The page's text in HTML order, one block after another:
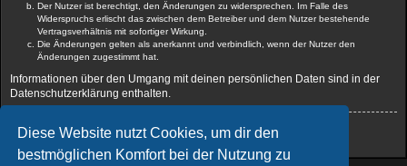
Diese Website nutzt Cookies, um dir den
bestmöglichen Komfort bei der Nutzung zu
Der Nutzer ist berechtigt, den Änderungen zu widersprechen. Im Falle des
Widerspruchs erlischt das zwischen dem Betreiber und dem Nutzer bestehende
Vertragsverhältnis mit sofortiger Wirkung.
Die Änderungen gelten als anerkannt und verbindlich, wenn der Nutzer den
Änderungen zugestimmt hat.
Informationen über den Umgang mit deinen persönlichen Daten sind in der
Datenschutzerklärung enthalten.
Zurück zur vorherigen Seite